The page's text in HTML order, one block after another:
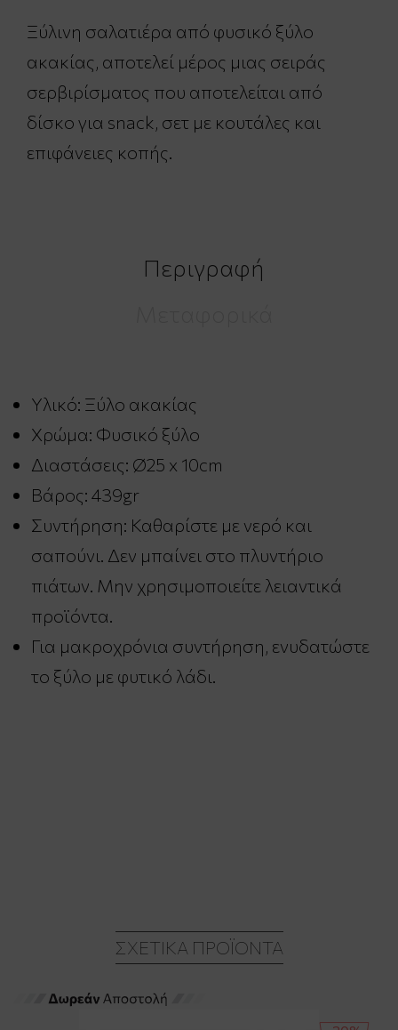
Ξύλινη σαλατιέρα από φυσικό ξύλο
ακακίας, αποτελεί μέρος μιας σειράς
σερβιρίσματος που αποτελείται από
δίσκο για snack, σετ με κουτάλες και
επιφάνειες κοπής.
Περιγραφή
Υλικό: Ξύλο ακακίας
Χρώμα: Φυσικό ξύλο
Διαστάσεις: Ø25 x 10cm
Βάρος: 439gr
Συντήρηση: Καθαρίστε με νερό και
σαπούνι. Δεν μπαίνει στο πλυντήριο
πιάτων. Μην χρησιμοποιείτε λειαντικά
προϊόντα.
Για μακροχρόνια συντήρηση, ενυδατώστε
το ξύλο με φυτικό λάδι.
ΣΧΕΤΙΚΆ ΠΡΟΪΌΝΤΑ